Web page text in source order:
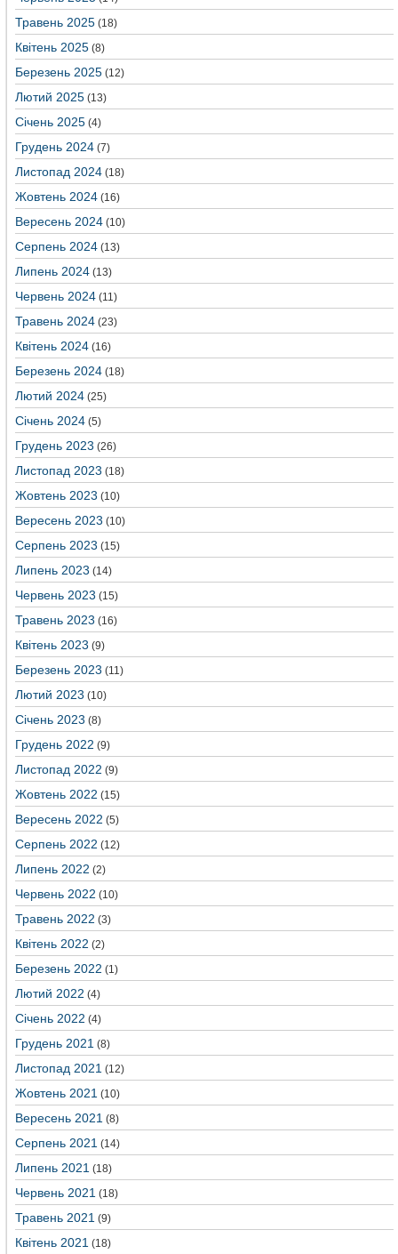
Травень 2025 (18)
Квітень 2025 (8)
Березень 2025 (12)
Лютий 2025 (13)
Січень 2025 (4)
Грудень 2024 (7)
Листопад 2024 (18)
Жовтень 2024 (16)
Вересень 2024 (10)
Серпень 2024 (13)
Липень 2024 (13)
Червень 2024 (11)
Травень 2024 (23)
Квітень 2024 (16)
Березень 2024 (18)
Лютий 2024 (25)
Січень 2024 (5)
Грудень 2023 (26)
Листопад 2023 (18)
Жовтень 2023 (10)
Вересень 2023 (10)
Серпень 2023 (15)
Липень 2023 (14)
Червень 2023 (15)
Травень 2023 (16)
Квітень 2023 (9)
Березень 2023 (11)
Лютий 2023 (10)
Січень 2023 (8)
Грудень 2022 (9)
Листопад 2022 (9)
Жовтень 2022 (15)
Вересень 2022 (5)
Серпень 2022 (12)
Липень 2022 (2)
Червень 2022 (10)
Травень 2022 (3)
Квітень 2022 (2)
Березень 2022 (1)
Лютий 2022 (4)
Січень 2022 (4)
Грудень 2021 (8)
Листопад 2021 (12)
Жовтень 2021 (10)
Вересень 2021 (8)
Серпень 2021 (14)
Липень 2021 (18)
Червень 2021 (18)
Травень 2021 (9)
Квітень 2021 (18)